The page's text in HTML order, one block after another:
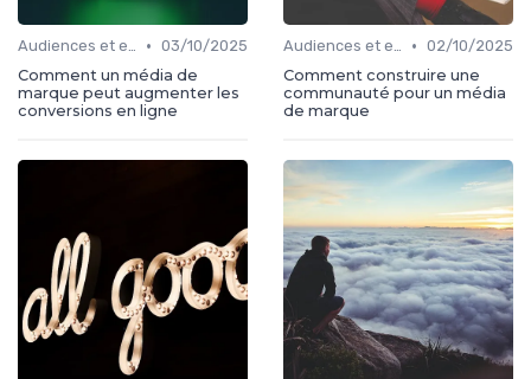
Audiences et engagement • 03/10/2025
Comment un média de
marque peut augmenter les
conversions en ligne
Audiences et engagement • 02/10/2025
Comment construire une
communauté pour un média
de marque